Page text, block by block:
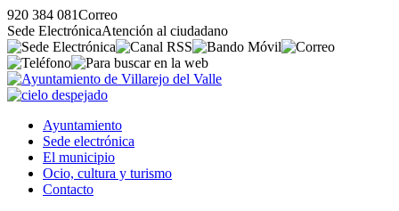
920 384 081Correo
Sede ElectrónicaAtención al ciudadano
Ayuntamiento
Sede electrónica
El municipio
Ocio, cultura y turismo
Contacto